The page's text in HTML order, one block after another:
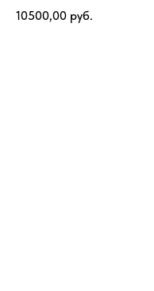
10500,00 руб.